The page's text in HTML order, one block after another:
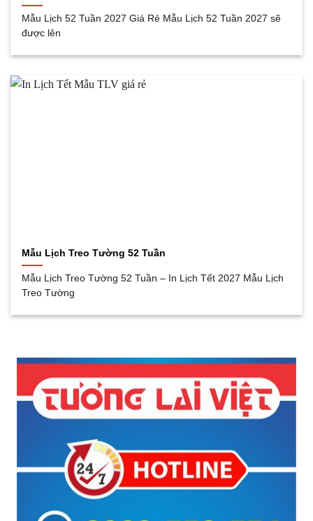
Mẫu Lịch 52 Tuần 2027 Giá Rẻ Mẫu Lịch 52 Tuần 2027 sẽ
được lên
Mẫu Lịch Treo Tường 52 Tuần
Mẫu Lịch Treo Tường 52 Tuần – In Lịch Tết 2027 Mẫu Lịch
Treo Tường